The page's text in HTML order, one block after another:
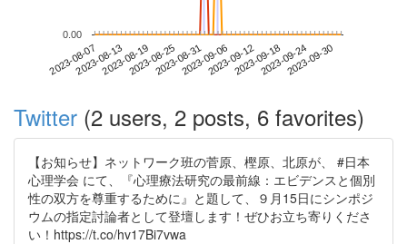
2023-08-072023-08-132023-08-192023-08-252023-08-312023-09-062023-09-122023-09-182023-09-242023-09-30
0.00
Twitter (2 users, 2 posts, 6 favorites)
【お知らせ】ネットワーク班の菅原、樫原、北原が、 #日本
心理学会 にて、『心理療法研究の最前線：エビデンスと個別
性の双方を尊重するために』と題して、９月15日にシンポジ
ウムの指定討論者として登壇します！ぜひお立ち寄りくださ
い！https://t.co/hv17Bi7vwa